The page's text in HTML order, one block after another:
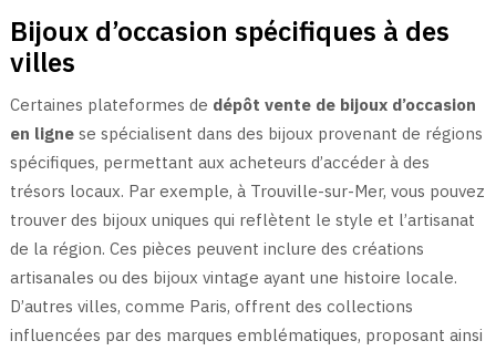
Bijoux d’occasion spécifiques à des
villes
Certaines plateformes de dépôt vente de bijoux d’occasion
en lignese spécialisent dans des bijoux provenant de régions
spécifiques, permettant aux acheteurs d’accéder à des
trésors locaux. Par exemple, à Trouville-sur-Mer, vous pouvez
trouver des bijoux uniques qui reflètent le style et l’artisanat
de la région. Ces pièces peuvent inclure des créations
artisanales ou des bijoux vintage ayant une histoire locale.
D’autres villes, comme Paris, offrent des collections
influencées par des marques emblématiques, proposant ainsi